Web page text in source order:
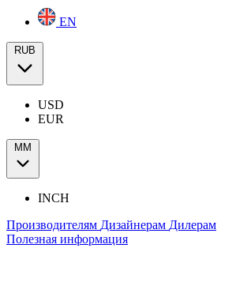
EN
RUB
USD
EUR
ММ
INCH
Производителям Дизайнерам Дилерам
Полезная информация